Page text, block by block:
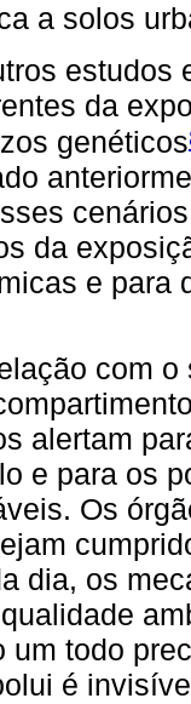
a solos
estudos
da
genéticos
da
e para
com
alertam
e para os
Os
dia, os
um todo
é